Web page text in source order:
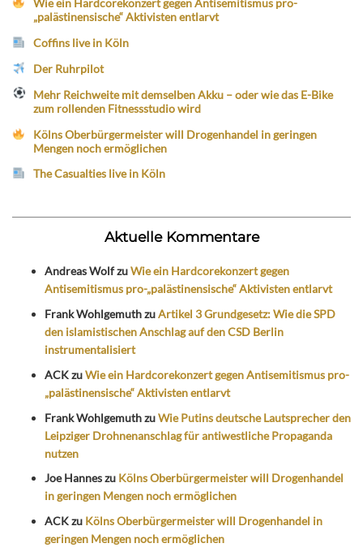
Wie ein Hardcorekonzert gegen Antisemitismus pro-
„palästinensische“ Aktivisten entlarvt
Coffins live in Köln
Der Ruhrpilot
Mehr Reichweite mit demselben Akku – oder wie das E-Bike
zum rollenden Fitnessstudio wird
Kölns Oberbürgermeister will Drogenhandel in geringen
Mengen noch ermöglichen
The Casualties live in Köln
Aktuelle Kommentare
Andreas WolfzuWie ein Hardcorekonzert gegen
Antisemitismus pro-„palästinensische“ Aktivisten entlarvt
Frank WohlgemuthzuArtikel 3 Grundgesetz: Wie die SPD
den islamistischen Anschlag auf den CSD Berlin
instrumentalisiert
ACKzuWie ein Hardcorekonzert gegen Antisemitismus pro-
„palästinensische“ Aktivisten entlarvt
Frank WohlgemuthzuWie Putins deutsche Lautsprecher den
Leipziger Drohnenanschlag für antiwestliche Propaganda
nutzen
Joe Hanneszu Kölns Oberbürgermeister will Drogenhandel
in geringen Mengen noch ermöglichen
ACKzu Kölns Oberbürgermeister will Drogenhandel in
geringen Mengen noch ermöglichen